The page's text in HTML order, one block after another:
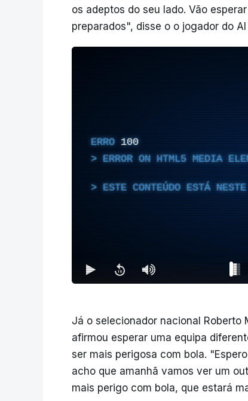
os adeptos do seu lado. Vão
preparados", disse o o jogador do Al
ERRO 100
ERROR ON HTML5 MEDIA
ESTE CONTEÚDO ESTÁ
Já o selecionador nacional
afirmou esperar uma equipa
ser mais perigosa com bola.
acho que amanhã vamos ver um
mais perigo com bola, que estará